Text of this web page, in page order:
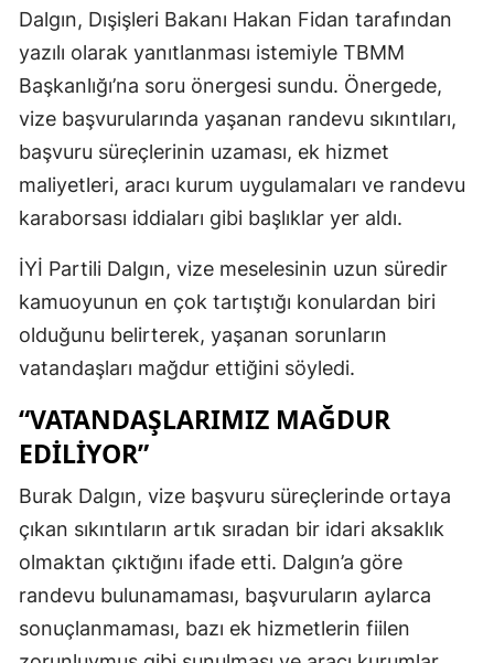
Dalgın, Dışişleri Bakanı Hakan Fidan tarafından
yazılı olarak yanıtlanması istemiyle TBMM
Başkanlığı’na soru önergesi sundu. Önergede,
vize başvurularında yaşanan randevu sıkıntıları,
başvuru süreçlerinin uzaması, ek hizmet
maliyetleri, aracı kurum uygulamaları ve randevu
karaborsası iddiaları gibi başlıklar yer aldı.
İYİ Partili Dalgın, vize meselesinin uzun süredir
kamuoyunun en çok tartıştığı konulardan biri
olduğunu belirterek, yaşanan sorunların
vatandaşları mağdur ettiğini söyledi.
“VATANDAŞLARIMIZ MAĞDUR
EDILIYOR”
Burak Dalgın, vize başvuru süreçlerinde ortaya
çıkan sıkıntıların artık sıradan bir idari aksaklık
olmaktan çıktığını ifade etti. Dalgın’a göre
randevu bulunamaması, başvuruların aylarca
sonuçlanmaması, bazı ek hizmetlerin fiilen